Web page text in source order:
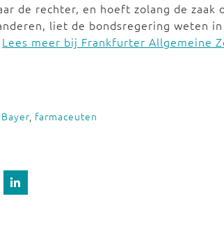
de rechter, en hoeft zolang de zaak
liet de bondsregering weten
Lees meer bij Frankfurter Allgemeine
Bayer, farmaceuten